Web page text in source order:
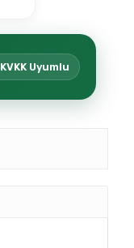
KVKK Uyumlu